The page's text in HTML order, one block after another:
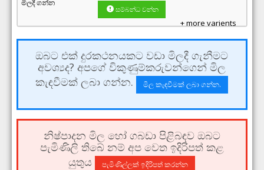
සම්බන්ධ වන්න
+ more varients
ඔබට එක් දුරකථනයකට වඩා මිලදී ගැනීමට
අවශ්‍යද? අපගේ විකුණුම්කරුවන්ගෙන් මිල
කැඳවීමක් ලබා ගන්න.
මිල කැඳවීමක් ලබා ගන්න.
නිෂ්පාදන මිල හෝ ගබඩා පිළිබඳව ඔබට
පැමිණිලි තිබේ නම් අප වෙත ඉදිරිපත් කළ
යුතුය
පැමිණිල්ලක් ඉදිරිපත් කරන්න